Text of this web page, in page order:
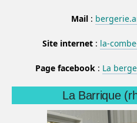
Mail:
Site internet : la-
Page facebook : La
La Barrique